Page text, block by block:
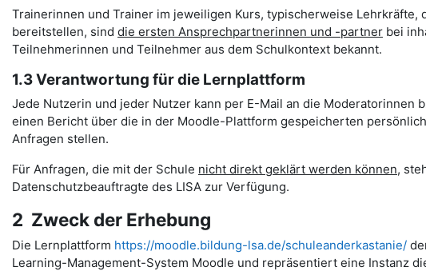
Trainerinnen und Trainer im jeweiligen Kurs, typischerweise
bereitstellen, sind die ersten Ansprechpartnerinnen und -partner bei
Teilnehmerinnen und Teilnehmer aus dem Schulkontext bekannt.
1.3 Verantwortung für die Lernplattform
Jede Nutzerin und jeder Nutzer kann per E-Mail an die
einen Bericht über die in der Moodle-Plattform gespeicherten
Anfragen stellen.
Für Anfragen, die mit der Schule nicht direkt geklärt werden können,
Datenschutzbeauftragte des LISA zur Verfügung.
2 Zweck der Erhebung
Die Lernplattform https://moodle.bildung-lsa.de/schuleanderkastanie/
Learning-Management-System Moodle und repräsentiert eine Instanz